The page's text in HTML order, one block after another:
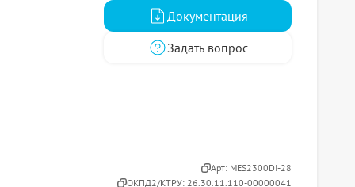
Документация
Задать вопрос
Арт: MES2300DI-28
ОКПД2/КТРУ: 26.30.11.110-00000041